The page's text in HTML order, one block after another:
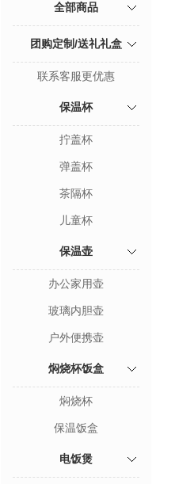
全部商品
团购定制/送礼礼盒
联系客服更优惠
保温杯
拧盖杯
弹盖杯
茶隔杯
儿童杯
保温壶
办公家用壶
玻璃内胆壶
户外便携壶
焖烧杯饭盒
焖烧杯
保温饭盒
电饭煲